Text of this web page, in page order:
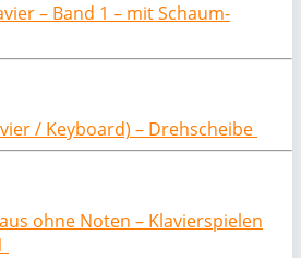
– Band 1 – mit Schaum-
/ Keyboard) – Drehscheibe
ohne Noten – Klavierspielen